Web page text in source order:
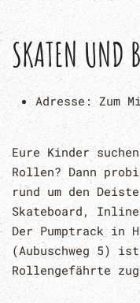
SKATEN UND
Adresse: Zum
Eure Kinder
Rollen? Dann
rund um den
Skateboard,
Der Pumptrack in
(Aubuschweg 5)
Rollengefährte